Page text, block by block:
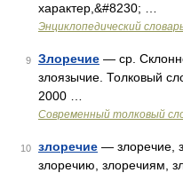
характер,&#8230; …
Энциклопедический
9 Злоречие — ср.
злоязычие. Толковый
2000 …
Современный толковый
10 злоречие — злоречие,
злоречию, злоречиям,